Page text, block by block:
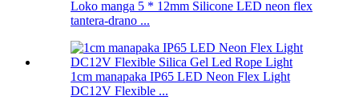
Loko manga 5 * 12mm Silicone LED neon flex
tantera-drano ...
1cm manapaka IP65 LED Neon Flex Light
DC12V Flexible ...